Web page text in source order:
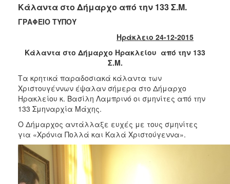
2021
2020
2018
2016
2015
2012
2011
2010
Κάλαντα στο Δήμαρχο από την 133 Σ.Μ.
ΓΡΑΦΕΙΟ ΤΥΠΟΥ
Ηράκλειο 24-12-2015
Κάλαντα στο Δήμαρχο Ηρακλείου από την 133
Σ.Μ.
Τα κρητικά παραδοσιακά κάλαντα των
Χριστουγέννων έψαλαν σήμερα στο Δήμαρχο
Ηρακλείου κ. Βασίλη Λαμπρινό οι σμηνίτες από την
133 Σμηναρχία Μάχης.
Ο Δήμαρχος αντάλλαξε ευχές με τους σμηνίτες
για «Χρόνια Πολλά και Καλά Χριστούγεννα».